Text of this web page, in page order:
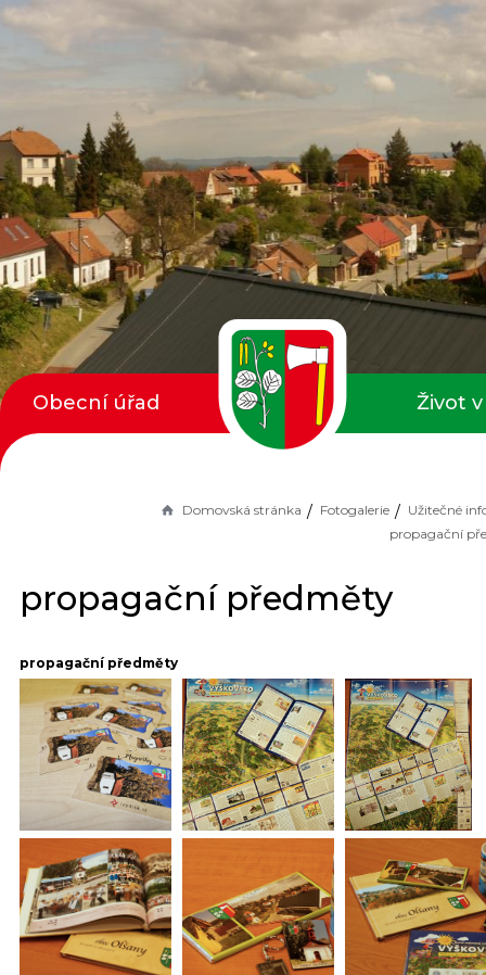
Domovská stránka Fotogalerie
Užitečné
propagační
propagační předměty
propagační předměty
Obecní úřad Život